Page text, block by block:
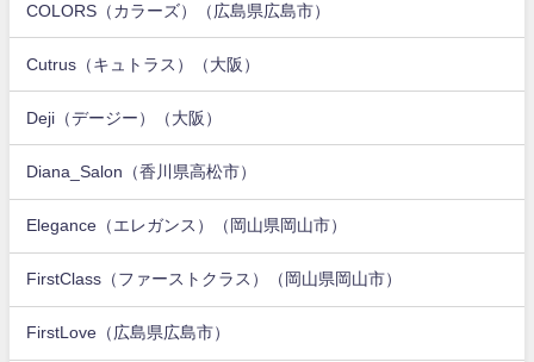
COLORS（カラーズ）（広島県広島市）
Cutrus（キュトラス）（大阪）
Deji（デージー）（大阪）
Diana_Salon（香川県高松市）
Elegance（エレガンス）（岡山県岡山市）
FirstClass（ファーストクラス）（岡山県岡山市）
FirstLove（広島県広島市）